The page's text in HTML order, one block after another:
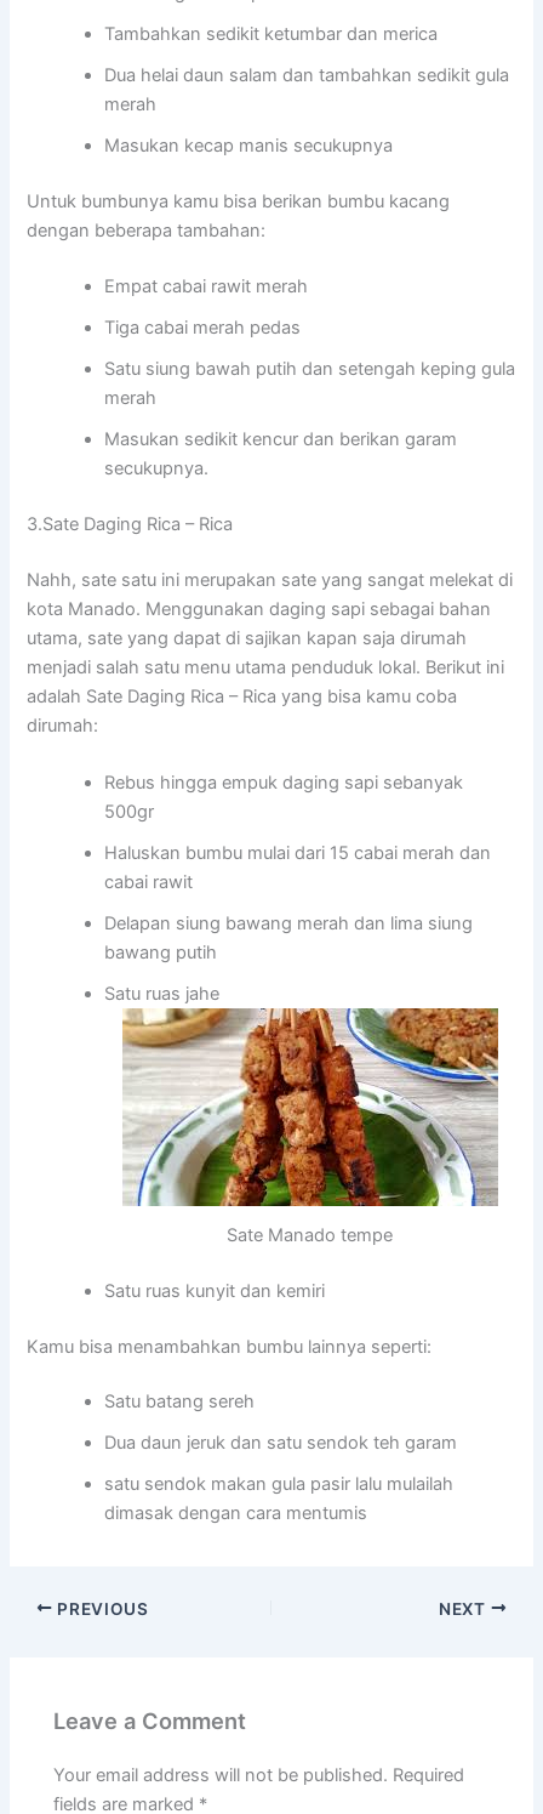
Tambahkan sedikit ketumbar dan merica
Dua helai daun salam dan tambahkan sedikit gula
merah
Masukan kecap manis secukupnya
Untuk bumbunya kamu bisa berikan bumbu kacang
dengan beberapa tambahan:
Empat cabai rawit merah
Tiga cabai merah pedas
Satu siung bawah putih dan setengah keping gula
merah
Masukan sedikit kencur dan berikan garam
secukupnya.
3.Sate Daging Rica – Rica
Nahh, sate satu ini merupakan sate yang sangat melekat di
kota Manado. Menggunakan daging sapi sebagai bahan
utama, sate yang dapat di sajikan kapan saja dirumah
menjadi salah satu menu utama penduduk lokal. Berikut ini
adalah Sate Daging Rica – Rica yang bisa kamu coba
dirumah:
Rebus hingga empuk daging sapi sebanyak
500gr
Haluskan bumbu mulai dari 15 cabai merah dan
cabai rawit
Delapan siung bawang merah dan lima siung
bawang putih
Satu ruas jahe
Sate Manado tempe
Satu ruas kunyit dan kemiri
Kamu bisa menambahkan bumbu lainnya seperti:
Satu batang sereh
Dua daun jeruk dan satu sendok teh garam
satu sendok makan gula pasir lalu mulailah
dimasak dengan cara mentumis
PREVIOUS NEXT
Leave a Comment
Your email address will not be published. Required
fields are marked *